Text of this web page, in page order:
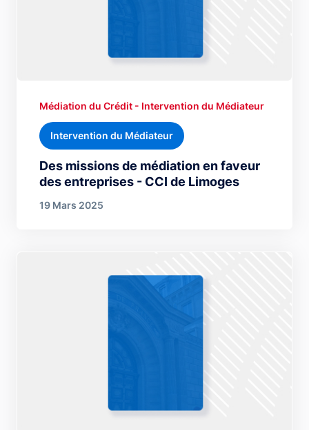
Des missions de médiation en faveur
des entreprises - CCI de Limoges
Médiation du Crédit - Intervention du Médiateur
Intervention du Médiateur
19 Mars 2025